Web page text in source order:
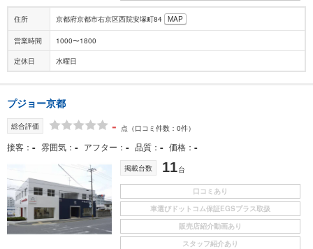
住所 京都府京都市右京区西院安塚町84 MAP
営業時間 1000〜1800
定休日 水曜日
プジョー京都
総合評価 - 点 （口コミ件数：0件）
接客 - 雰囲気 - アフター - 品質 - 価格 -
掲載台数 11台
口コミあり
車選びドットコム保証EGSプラス取扱
販売店紹介動画あり
スタッフ紹介あり